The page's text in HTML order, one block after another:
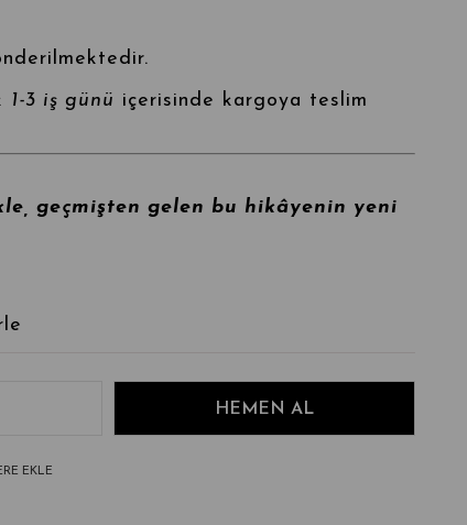
1-3 iş günü içerisinde kargoya teslim
geçmişten gelen bu hikâyenin yeni
EKLE